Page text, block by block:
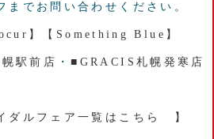
までお問い合わせください。
】 【Something Blue】
駅前店 ・■GRACIS札幌発寒店
ダルフェア一覧はこちら 】